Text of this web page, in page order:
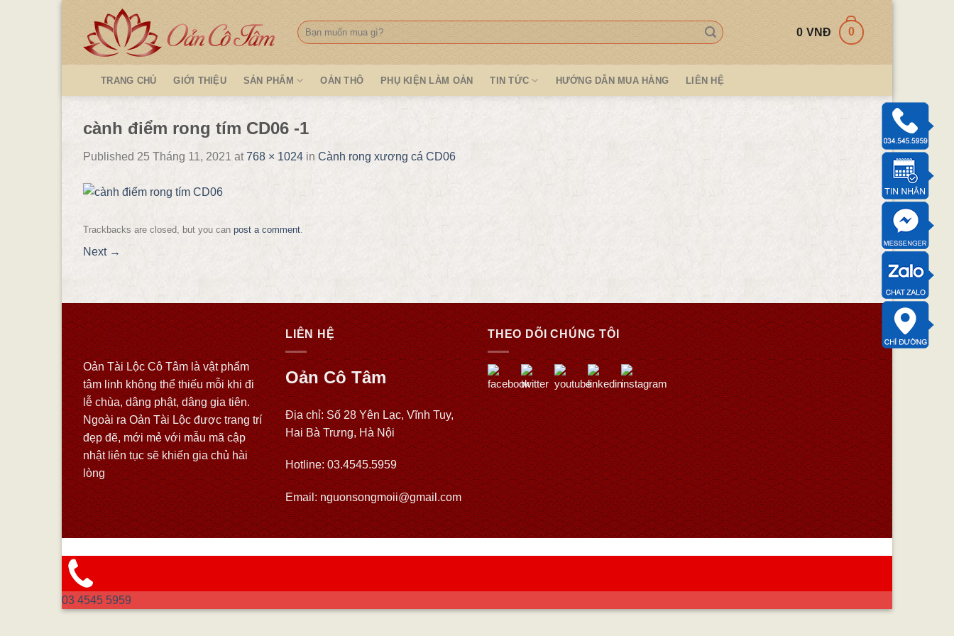
content
Tìm
kiếm:
0 VNĐ 0
TRANG CHỦ GIỚI THIỆU SẢN PHẨM OẢN THÔ PHỤ KIỆN LÀM OẢN TIN TỨC HƯỚNG DẪN MUA HÀNG LIÊN HỆ
cành điểm rong tím CD06 -1
Published 25 Tháng 11, 2021 at768 × 1024 in Cành rong xương cá CD06
Trackbacks are closed, but you can post a comment
Next →
Oản Tài Lộc Cô Tâm là vật phẩm
tâm linh không thể thiếu mỗi khi đi
lễ chùa, dâng phật, dâng gia tiên.
Ngoài ra Oản Tài Lộc được trang trí
đẹp đẽ, mới mẻ với mẫu mã cập
nhật liên tục sẽ khiến gia chủ hài
lòng
LIÊN HỆ
Oản Cô Tâm
Địa chỉ: Số 28 Yên Lạc, Vĩnh Tuy,
Hai Bà Trưng, Hà Nội
Hotline: 03.4545.5959
Email: nguonsongmoii@gmail.com
THEO DÕI CHÚNG TÔI
03 4545 5959